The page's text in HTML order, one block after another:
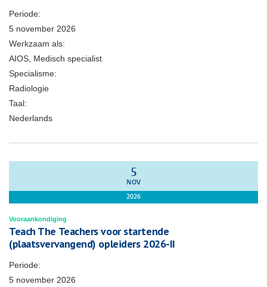
Periode:
5 november 2026
Werkzaam als:
AIOS, Medisch specialist
Specialisme:
Radiologie
Taal:
Nederlands
5
NOV
2026
Vooraankondiging
Teach The Teachers voor startende
(plaatsvervangend) opleiders 2026-II
Periode:
5 november 2026